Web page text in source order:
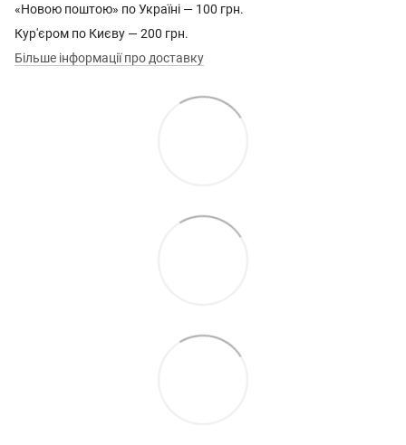
«Новою поштою» по Україні — 100 грн.
Кур'єром по Києву — 200 грн.
Більше інформації про доставку